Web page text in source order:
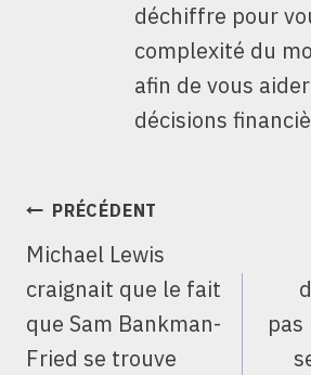
déchiffre pour
complexité du
afin de vous
décisions
NAVIGATION
L’ARTICLE
PRÉCÉDENT
Michael Lewis
craignait que le fait
que Sam Bankman-
Fried se trouve
pas